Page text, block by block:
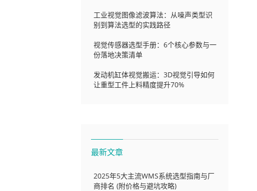
工业视觉图像滤波算法：从噪声类型识
别到算法选型的实践路径
视觉传感器选型手册：6个核心参数与一
份落地决策清单
发动机缸体视觉搬运：3D视觉引导如何
让重型工件上料精度提升70%
最新文章
2025年5大主流WMS系统选型指南与厂
商排名 (附价格与避坑攻略)